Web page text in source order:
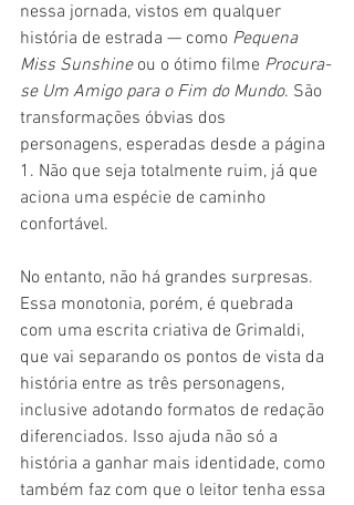
nessa jornada, vistos em qualquer
história de estrada — como Pequena
Miss Sunshine ou o ótimo filme Procura-
se Um Amigo para o Fim do Mundo. São
transformações óbvias dos
personagens, esperadas desde a página
1. Não que seja totalmente ruim, já que
aciona uma espécie de caminho
confortável.
No entanto, não há grandes surpresas.
Essa monotonia, porém, é quebrada
com uma escrita criativa de Grimaldi,
que vai separando os pontos de vista da
história entre as três personagens,
inclusive adotando formatos de redação
diferenciados. Isso ajuda não só a
história a ganhar mais identidade, como
também faz com que o leitor tenha essa